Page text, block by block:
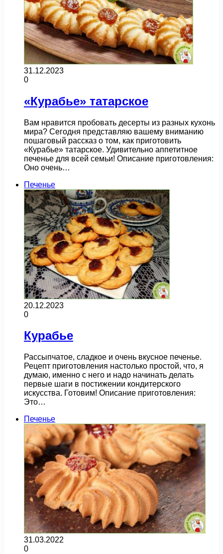
31.12.2023
0
«Курабье» татарское
Вам нравится пробовать десерты из разных кухонь
мира? Сегодня представляю вашему вниманию
пошаговый рассказ о том, как приготовить
«Курабье» татарское. Удивительно аппетитное
печенье для всей семьи! Описание приготовления:
Оно очень…
Печенье
20.12.2023
0
Курабье
Рассыпчатое, сладкое и очень вкусное печенье.
Рецепт приготовления настолько простой, что, я
думаю, именно с него и надо начинать делать
первые шаги в постижении кондитерского
искусства. Готовим! Описание приготовления:
Это…
Печенье
31.03.2022
0